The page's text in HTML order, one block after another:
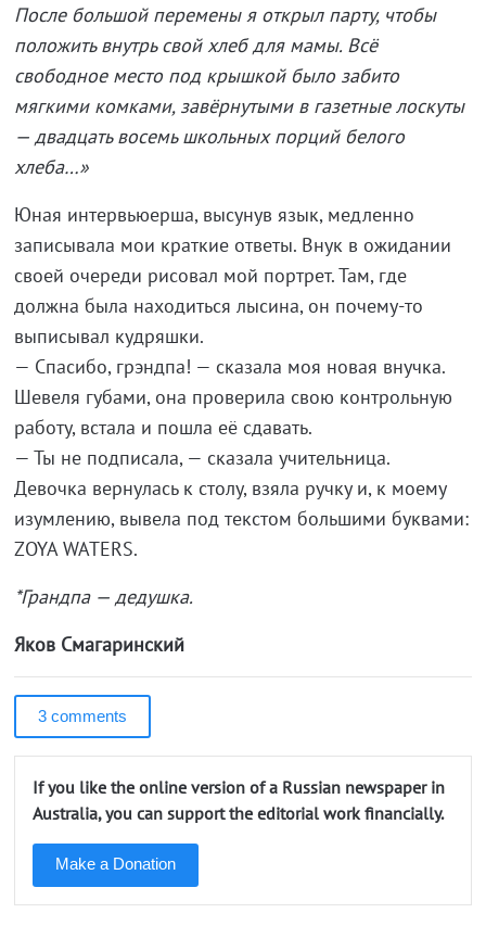
После большой перемены я открыл парту, чтобы
положить внутрь свой хлеб для мамы. Всё
свободное место под крышкой было забито
мягкими комками, завёрнутыми в газетные лоскуты
— двадцать восемь школьных порций белого
хлеба…»
Юная интервьюерша, высунув язык, медленно
записывала мои краткие ответы. Внук в ожидании
своей очереди рисовал мой портрет. Там, где
должна была находиться лысина, он почему-то
выписывал кудряшки.
— Спасибо, грэндпа! — сказала моя новая внучка.
Шевеля губами, она проверила свою контрольную
работу, встала и пошла её сдавать.
— Ты не подписала, — сказала учительница.
Девочка вернулась к столу, взялa ручку и, к моему
изумлению, вывела под текстом большими буквами:
ZOYA WATERS.
*Грандпа — дедушка.
Яков Смагаринский
3 comments
If you like the online version of a Russian newspaper in
Australia, you can support the editorial work financially.
Make a Donation